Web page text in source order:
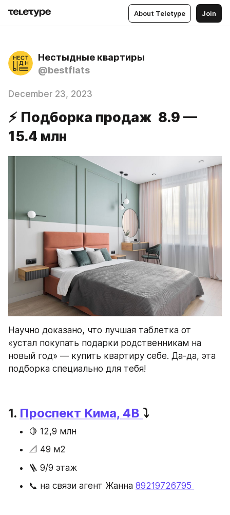
About Teletype Join
Нестыдные квартиры
@bestflats
December 23, 2023
⚡️ Подборка продаж 8.9 —
15.4 млн
Научно доказано, что лучшая таблетка от
«устал покупать подарки родственникам на
новый год» — купить квартиру себе. Да-да, эта
подборка специально для тебя!
1. Проспект Кима, 4В ⤵️
🍋 12,9 млн
📐 49 м2
🪜 9/9 этаж
📞 на связи агент Жанна 89219726795